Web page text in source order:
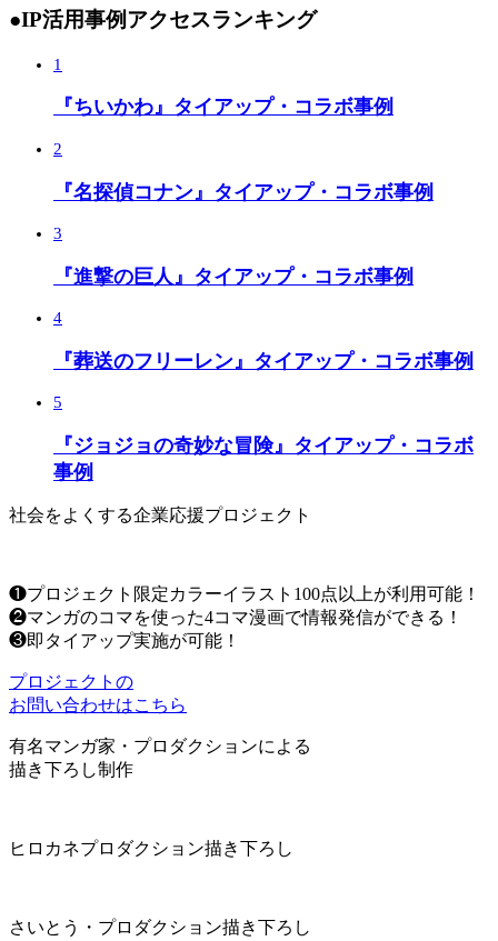
●IP活用事例アクセスランキング
1
『ちいかわ』タイアップ・コラボ事例
2
『名探偵コナン』タイアップ・コラボ事例
3
『進撃の巨人』タイアップ・コラボ事例
4
『葬送のフリーレン』タイアップ・コラボ事例
5
『ジョジョの奇妙な冒険』タイアップ・コラボ
事例
社会をよくする企業応援プロジェクト
❶プロジェクト限定カラーイラスト100点以上が利用可能！
❷マンガのコマを使った4コマ漫画で情報発信ができる！
❸即タイアップ実施が可能！
プロジェクトの
お問い合わせはこちら
有名マンガ家・プロダクションによる
描き下ろし制作
ヒロカネプロダクション描き下ろし
さいとう・プロダクション描き下ろし